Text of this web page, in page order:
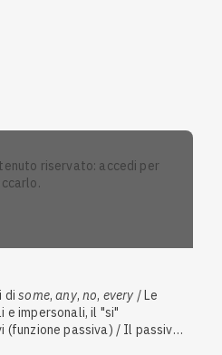
disome,any, no, every / Le
e impersonali, il "si"
(funzione passiva) / Il passivo